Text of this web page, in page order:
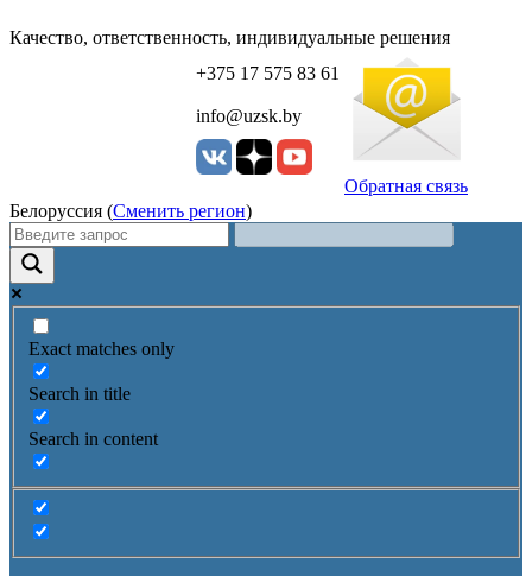
Качество, ответственность, индивидуальные решения
+375 17 575 83 61
info@uzsk.by
Обратная связь
Белоруссия (Сменить регион)
Exact matches only
Search in title
Search in content